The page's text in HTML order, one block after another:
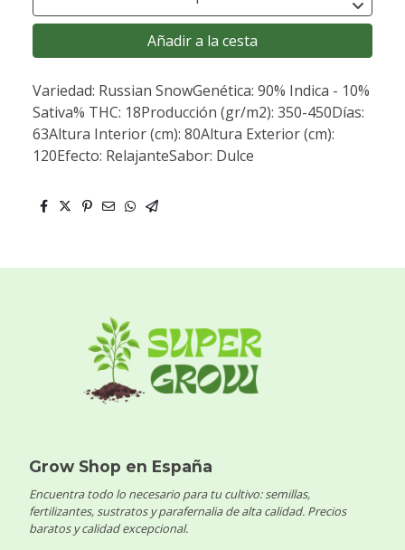
Añadir a la cesta
Variedad: Russian SnowGenética: 90% Indica - 10%
Sativa% THC: 18Producción (gr/m2): 350-450Días:
63Altura Interior (cm): 80Altura Exterior (cm):
120Efecto: RelajanteSabor: Dulce
Grow Shop en España
Encuentra todo lo necesario para tu cultivo: semillas,
fertilizantes, sustratos y parafernalia de alta calidad. Precios
baratos y calidad excepcional.